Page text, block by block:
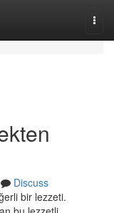
Discuss
bir lezzeti.